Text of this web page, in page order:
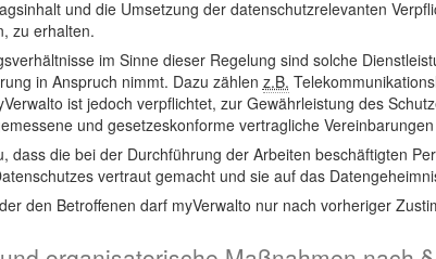
und die Umsetzung der datenschutzrelevanten
zu erhalten.
im Sinne dieser Regelung sind solche
in Anspruch nimmt. Dazu zählen z.B.
ist jedoch verpflichtet, zur Gewährleistung des
und gesetzeskonforme vertragliche
dass die bei der Durchführung der Arbeiten beschäftigten
vertraut gemacht und sie auf das
den Betroffenen darf myVerwalto nur nach vorheriger